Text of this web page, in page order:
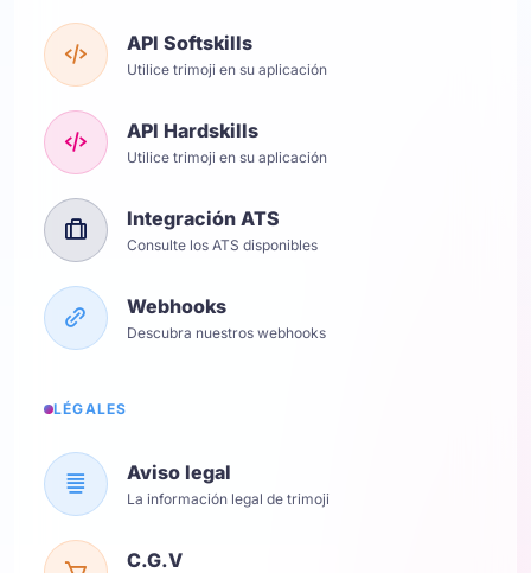
API Softskills
Utilice trimoji en su aplicación
API Hardskills
Utilice trimoji en su aplicación
Integración ATS
Consulte los ATS disponibles
Webhooks
Descubra nuestros webhooks
LÉGALES
Aviso legal
La información legal de trimoji
C.G.V